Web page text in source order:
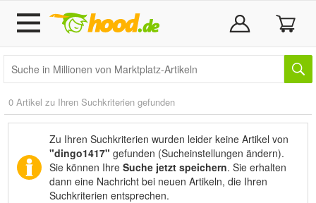
0 Artikel zu Ihren Suchkriterien gefunden
Zu Ihren Suchkriterien wurden leider keine Artikel von
"dingo1417" gefunden (Sucheinstellungen ändern).
Sie können Ihre Suche jetzt speichern. Sie erhalten
dann eine Nachricht bei neuen Artikeln, die Ihren
Suchkriterien entsprechen.